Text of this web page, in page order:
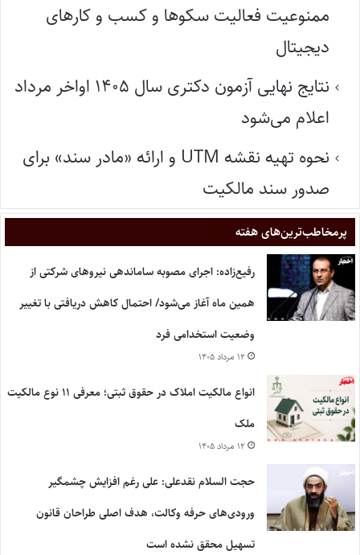
ممنوعیت فعالیت سکوها و کسب و کارهای
دیجیتال
نتایج نهایی آزمون دکتری سال ۱۴۰۵ اواخر مرداد
اعلام می‌شود
نحوه تهیه نقشه UTM و ارائه «مادر سند» برای
صدور سند مالکیت
پر‌مخاطب‌ترین‌های هفته
رفیع‌زاده: اجرای مصوبه ساماندهی نیروهای شرکتی از
همین ماه آغاز می‌شود/ احتمال کاهش دریافتی با تغییر
وضعیت استخدامی فرد
۱۲ مرداد ۱۴۰۵
انواع مالکیت املاک در حقوق ثبتی؛ معرفی ۱۱ نوع مالکیت
ملک
۱۲ مرداد ۱۴۰۵
حجت السلام نقدعلی: علی رغم افزایش چشمگیر
ورودی‌های حرفه وکالت، هدف اصلی طراحان قانون
تسهیل محقق نشده است